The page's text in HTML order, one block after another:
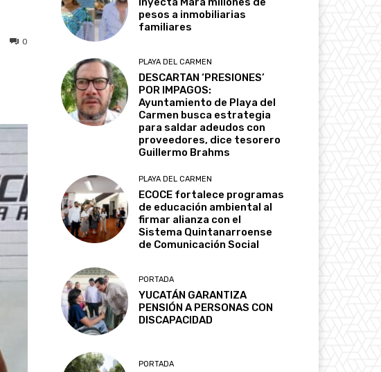
0
pesos a inmobiliarias
familiares
PLAYA DEL CARMEN
DESCARTAN ‘PRESIONES’
POR IMPAGOS:
Ayuntamiento de Playa del
Carmen busca estrategia
para saldar adeudos con
proveedores, dice tesorero
Guillermo Brahms
PLAYA DEL CARMEN
ECOCE fortalece programas
de educación ambiental al
firmar alianza con el
Sistema Quintanarroense
de Comunicación Social
PORTADA
YUCATÁN GARANTIZA
PENSIÓN A PERSONAS CON
DISCAPACIDAD
PORTADA